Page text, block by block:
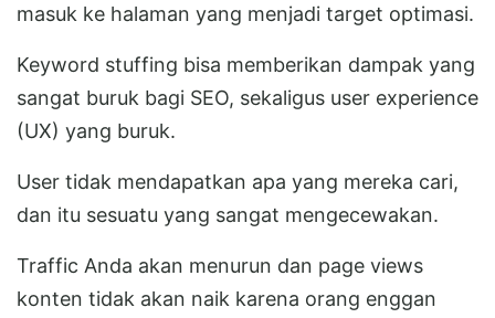
masuk ke halaman yang menjadi target optimasi.
Keyword stuffing bisa memberikan dampak yang
sangat buruk bagi SEO, sekaligus user experience
(UX) yang buruk.
User tidak mendapatkan apa yang mereka cari,
dan itu sesuatu yang sangat mengecewakan.
Traffic Anda akan menurun dan page views
konten tidak akan naik karena orang enggan